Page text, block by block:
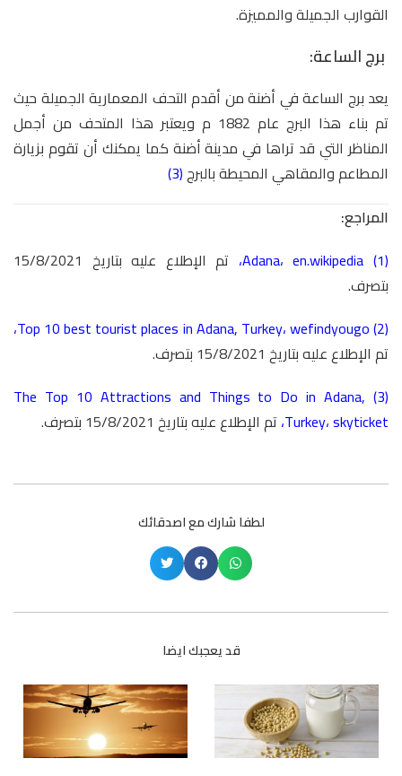
القوارب الجميلة والمميزة.
برج الساعة:
يعد برج الساعة في أضنة من أقدم التحف المعمارية الجميلة حيث
تم بناء هذا البرج عام 1882 م ويعتبر هذا المتحف من أجمل
المناظر التي قد تراها في مدينة أضنة كما يمكنك أن تقوم بزيارة
المطاعم والمقاهي المحيطة بالبرج(3)
المراجع:
(1)
Adana،en.wikipedia ،
تم الإطلاع عليه بتاريخ 15/8/2021
بتصرف.
(2)
Top 10 best tourist places in Adana, Turkey،wefindyougo
،
تم الإطلاع عليه بتاريخ 15/8/2021 بتصرف.
(3)
The Top 10 Attractions and Things to Do in Adana,
Turkey،skyticket ، تم الإطلاع عليه بتاريخ 15/8/2021 بتصرف.
لطفا شارك مع اصدقائك
قد يعجبك ايضا